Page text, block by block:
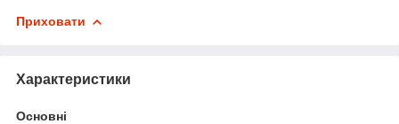
Приховати
Характеристики
Основні